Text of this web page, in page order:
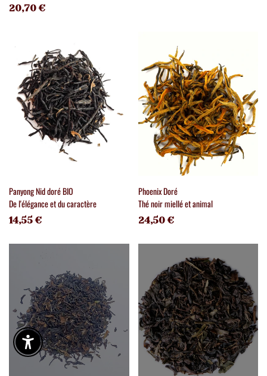
20,70 €
Panyong Nid doré BIO
De l'élégance et du caractère
14,55 €
Phoenix Doré
Thé noir miellé et animal
24,50 €
Enable Accessibility